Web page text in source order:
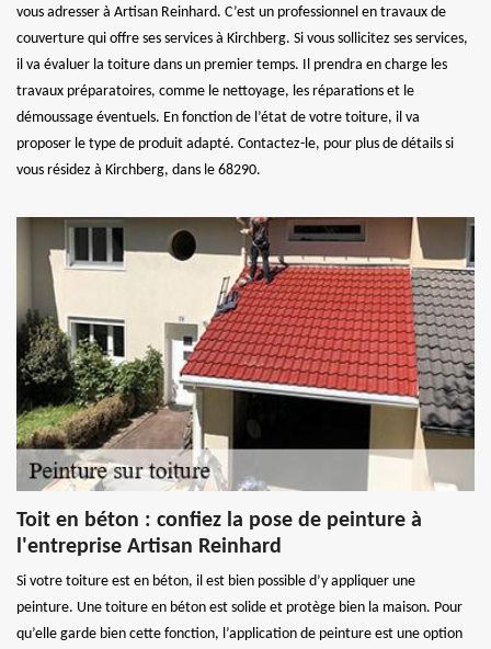
vous adresser à Artisan Reinhard. C’est un professionnel en travaux de
couverture qui offre ses services à Kirchberg. Si vous sollicitez ses services,
il va évaluer la toiture dans un premier temps. Il prendra en charge les
travaux préparatoires, comme le nettoyage, les réparations et le
démoussage éventuels. En fonction de l’état de votre toiture, il va
proposer le type de produit adapté. Contactez-le, pour plus de détails si
vous résidez à Kirchberg, dans le 68290.
Toit en béton : confiez la pose de peinture à
l'entreprise Artisan Reinhard
Si votre toiture est en béton, il est bien possible d’y appliquer une
peinture. Une toiture en béton est solide et protège bien la maison. Pour
qu’elle garde bien cette fonction, l’application de peinture est une option